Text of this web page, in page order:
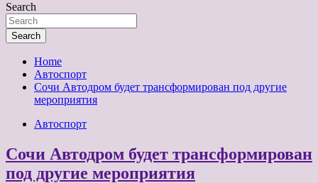
Search
Search
Home
Автоспорт
Сочи Автодром будет трансформирован под другие
мероприятия
Автоспорт
Сочи Автодром будет трансформирован
под другие мероприятия